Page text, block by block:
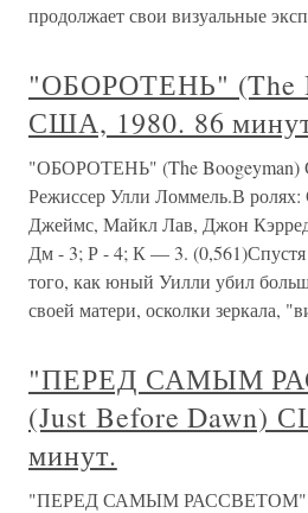
продолжает свои визуальные
"ОБОРОТЕНЬ" (The
США, 1980. 86
"ОБОРОТЕНЬ" (The Boogeyman)
Режиссер Улли Ломмель.В
Джеймс, Майкл Лав, Джон
Дм - 3; Р - 4; К — 3. (0,561)Спустя
того, как юный Уилли убил
своей матери, осколки зеркала,
"ПЕРЕД САМЫМ
(Just Before Dawn)
минут.
"ПЕРЕД САМЫМ РАССВЕТОМ"